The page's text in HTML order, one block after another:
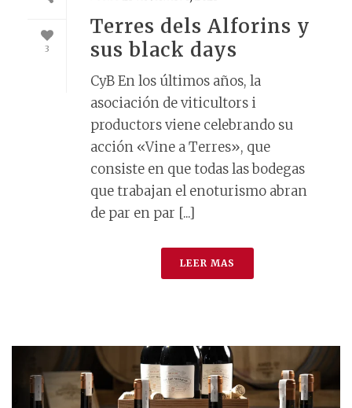
3
Terres dels Alforins y
sus black days
CyB En los últimos años, la
asociación de viticultors i
productors viene celebrando su
acción «Vine a Terres», que
consiste en que todas las bodegas
que trabajan el enoturismo abran
de par en par [...]
LEER MAS